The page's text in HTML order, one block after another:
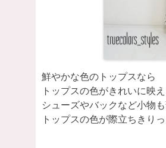
鮮やかな色のトップスなら
トップスの色がきれいに映
シューズやバックなど小物
トップスの色が際立ちきり